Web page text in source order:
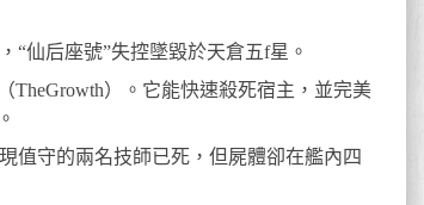
“仙后座號”失控墜毀於天倉五f星。
TheGrowth）。它能快速殺死宿主，並完美
值守的兩名技師已死，但屍體卻在艦內四